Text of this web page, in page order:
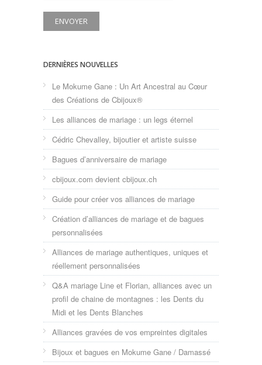
DERNIÈRES NOUVELLES
Le Mokume Gane : Un Art Ancestral au Cœur
des Créations de Cbijoux®
Les alliances de mariage : un legs éternel
Cédric Chevalley, bijoutier et artiste suisse
Bagues d’anniversaire de mariage
cbijoux.com devient cbijoux.ch
Guide pour créer vos alliances de mariage
Création d’alliances de mariage et de bagues
personnalisées
Alliances de mariage authentiques, uniques et
réellement personnalisées
Q&A mariage Line et Florian, alliances avec un
profil de chaine de montagnes : les Dents du
Midi et les Dents Blanches
Alliances gravées de vos empreintes digitales
Bijoux et bagues en Mokume Gane / Damassé